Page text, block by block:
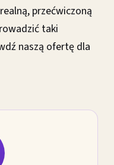
przećwiczoną
taki
naszą ofertę dla